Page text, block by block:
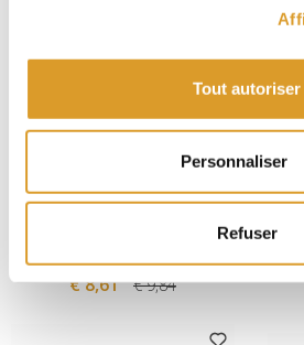
Tout autoriser
Personnaliser
Refuser
Polsinelli
Bouchon Inox femelle DIN 25
€ 8,61 € 9,84